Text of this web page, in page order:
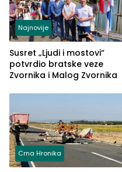
Najnovije
Susret „Ljudi i mostovi“
potvrdio bratske veze
Zvornika i Malog Zvornika
Crna Hronika